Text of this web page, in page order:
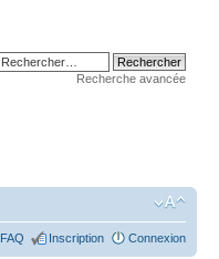
Recherche avancée
FAQ Inscription Connexion